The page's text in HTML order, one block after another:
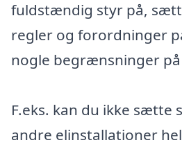
fuldstændig styr på,
regler og forordninger
nogle begrænsninger
F.eks. kan du ikke sætte
andre elinstallationer